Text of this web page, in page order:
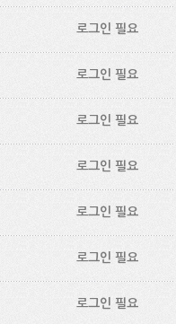
로그인 필요
로그인 필요
로그인 필요
로그인 필요
로그인 필요
로그인 필요
로그인 필요